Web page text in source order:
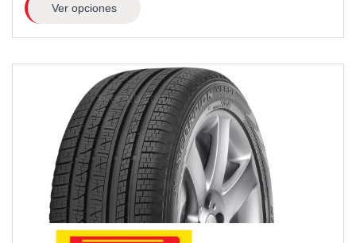
Ver opciones